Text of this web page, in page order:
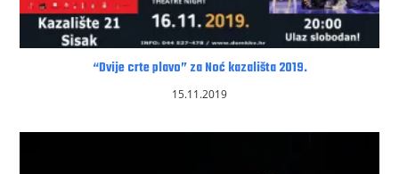
“Dvije crte plavo” za Noć kazališta 2019.
15.11.2019